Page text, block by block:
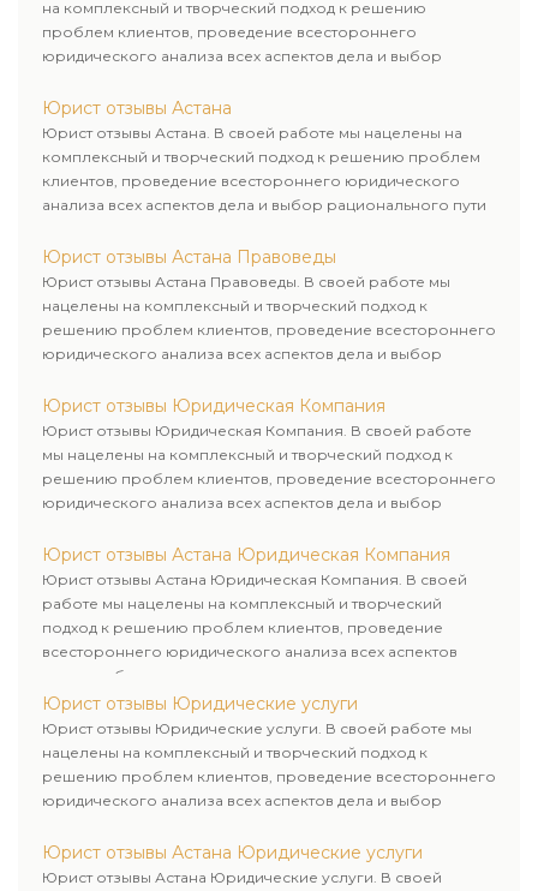
на комплексный и творческий подход к решению
проблем клиентов, проведение всестороннего
юридического анализа всех аспектов дела и выбор
Юрист отзывы Астана
Юрист отзывы Астана. В своей работе мы нацелены на
комплексный и творческий подход к решению проблем
клиентов, проведение всестороннего юридического
анализа всех аспектов дела и выбор рационального пути
Юрист отзывы Астана Правоведы
Юрист отзывы Астана Правоведы. В своей работе мы
нацелены на комплексный и творческий подход к
решению проблем клиентов, проведение всестороннего
юридического анализа всех аспектов дела и выбор
Юрист отзывы Юридическая Компания
Юрист отзывы Юридическая Компания. В своей работе
мы нацелены на комплексный и творческий подход к
решению проблем клиентов, проведение всестороннего
юридического анализа всех аспектов дела и выбор
Юрист отзывы Астана Юридическая Компания
Юрист отзывы Астана Юридическая Компания. В своей
работе мы нацелены на комплексный и творческий
подход к решению проблем клиентов, проведение
всестороннего юридического анализа всех аспектов
дела и выбор рационального пути для его успешного
завершения.
Юрист отзывы Юридические услуги
Юрист отзывы Юридические услуги. В своей работе мы
нацелены на комплексный и творческий подход к
решению проблем клиентов, проведение всестороннего
юридического анализа всех аспектов дела и выбор
Юрист отзывы Астана Юридические услуги
Юрист отзывы Астана Юридические услуги. В своей